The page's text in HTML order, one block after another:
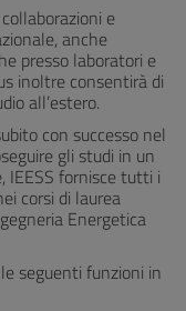
e
anche
presso laboratori e
inoltre consentirà di
all’estero.
con successo nel
gli studi in un
IEESS fornisce tutti i
corsi di laurea
Energetica
seguenti funzioni in